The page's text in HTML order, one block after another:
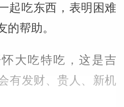
起吃东西，表明困难
的帮助。
大吃特吃，这是吉
有发财、贵人、新机